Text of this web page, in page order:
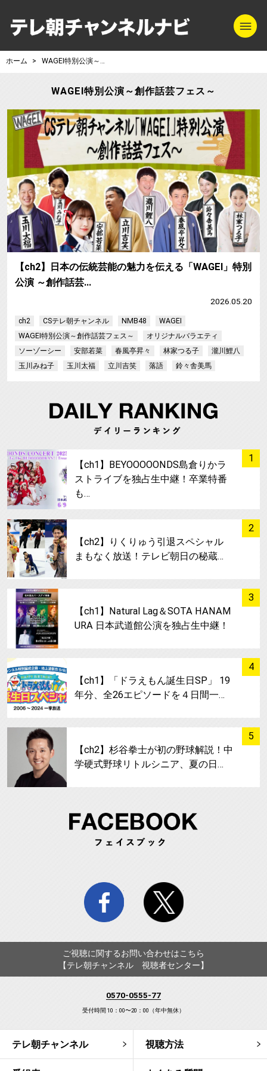
テレ朝チャンネ
ホーム WAGEI特別公演～創作話芸フェス～
WAGEI特別公演～創作話芸フェス～
【ch2】日本の伝統芸能の魅力を伝える「WAGEI」特別
公演 ～創作話芸…
2026.05.20
ch2 CSテレ朝チャンネル NMB48
WAGEI
WAGEI特別公演～創作話芸フェス～
オリジナルバラエティ
ソーゾーシー
安部若菜 春風亭昇々 林家つる子
瀧川鯉八
玉川みね子
玉川太福 立川吉笑 落語 鈴々舎美馬
1
サムネイル
【ch1】BEYOOOOONDS島倉りかラ
ストライブを独占生中継！卒業特番
も…
2
サムネイル
【ch2】りくりゅう引退スペシャル
まもなく放送！テレビ朝日の秘蔵…
3
【ch1】Natural Lag＆SOTA HANAM
URA 日本武道館公演を独占生中継！
4
【ch1】「ドラえもん誕生日SP」 19
年分、全26エピソードを４日間一…
5
【ch2】杉谷拳士が初の野球解説！中
学硬式野球リトルシニア、夏の日…
facebook twitter
ご視聴に関するお問い合わせはこちら
【テレ朝チャンネル 視聴者センター】
0570-0555-77
受付時間 10：00〜20：00（年中無休）
テレ朝チャンネル 視聴方法